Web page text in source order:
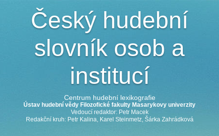
Český hudební
slovník osob a
institucí
Centrum hudební lexikografie
Ústav hudební vědy Filozofické fakulty Masarykovy univerzity
Vedoucí redaktor: Petr Macek
Redakční kruh: Petr Kalina, Karel Steinmetz, Šárka Zahrádková